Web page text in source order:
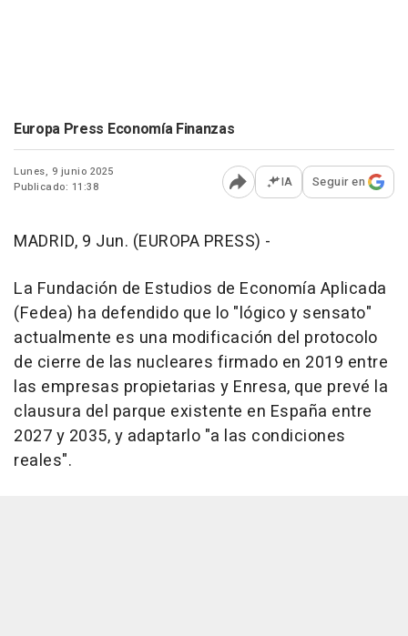
Europa Press Economía Finanzas
Lunes, 9 junio 2025
Publicado: 11:38
Abrir opciones para
IA Seguir en
MADRID, 9 Jun. (EUROPA PRESS) -
La Fundación de Estudios de Economía Aplicada
(Fedea) ha defendido que lo "lógico y sensato"
actualmente es una modificación del protocolo
de cierre de las nucleares firmado en 2019 entre
las empresas propietarias y Enresa, que prevé la
clausura del parque existente en España entre
2027 y 2035, y adaptarlo "a las condiciones
reales".